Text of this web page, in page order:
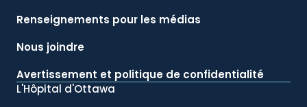
Renseignements pour les médias
Nous joindre
Avertissement et politique de confidentialité
L'Hôpital d'Ottawa